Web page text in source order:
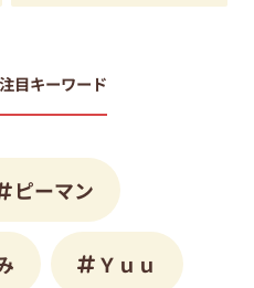
注目キーワード
ピーマン
Ｙｕｕ